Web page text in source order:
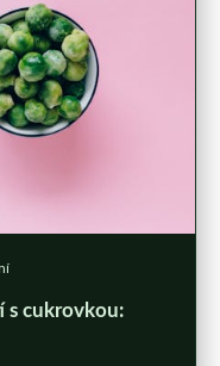
s cukrovkou: